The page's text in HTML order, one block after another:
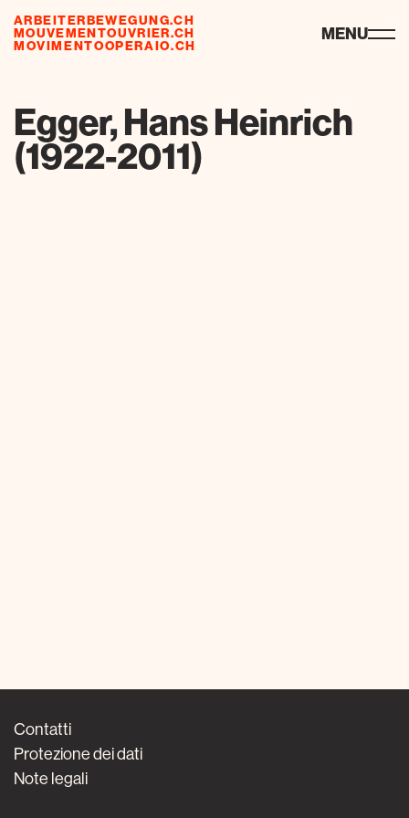
ARBEITERBEWEGUNG.CH
MOUVEMENTOUVRIER.CH
MOVIMENTOOPERAIO.CH
risorse MENU
Egger, Hans Heinrich
(1922-2011)
Contatti
Protezione dei dati
Note legali